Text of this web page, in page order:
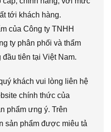
tới khách hàng.
của Công ty TNHH
ty phân phối và thẩm
tiên tại Việt Nam.
khách vui lòng liên hệ
chính thức của
phẩm ưng ý. Trên
sản phẩm được miêu tả